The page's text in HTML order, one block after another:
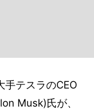
手テスラのCEO
Musk)氏が、